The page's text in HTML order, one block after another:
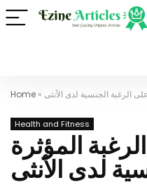
Home » الرغبة الجنسية لدى الأنثى
Health and Fitness
المؤثرة
لدى الأنثى